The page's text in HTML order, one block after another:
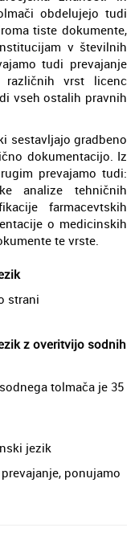
obdelujejo tudi
tiste dokumente,
v številnih
tudi prevajanje
različnih vrst licenc
vseh ostalih pravnih
sestavljajo gradbeno
dokumentacijo. Iz
prevajamo tudi:
analize tehničnih
farmacevtskih
o medicinskih
te vrste.
strani
z overitvijo sodnih
tolmača je 35
jezik
ponujamo